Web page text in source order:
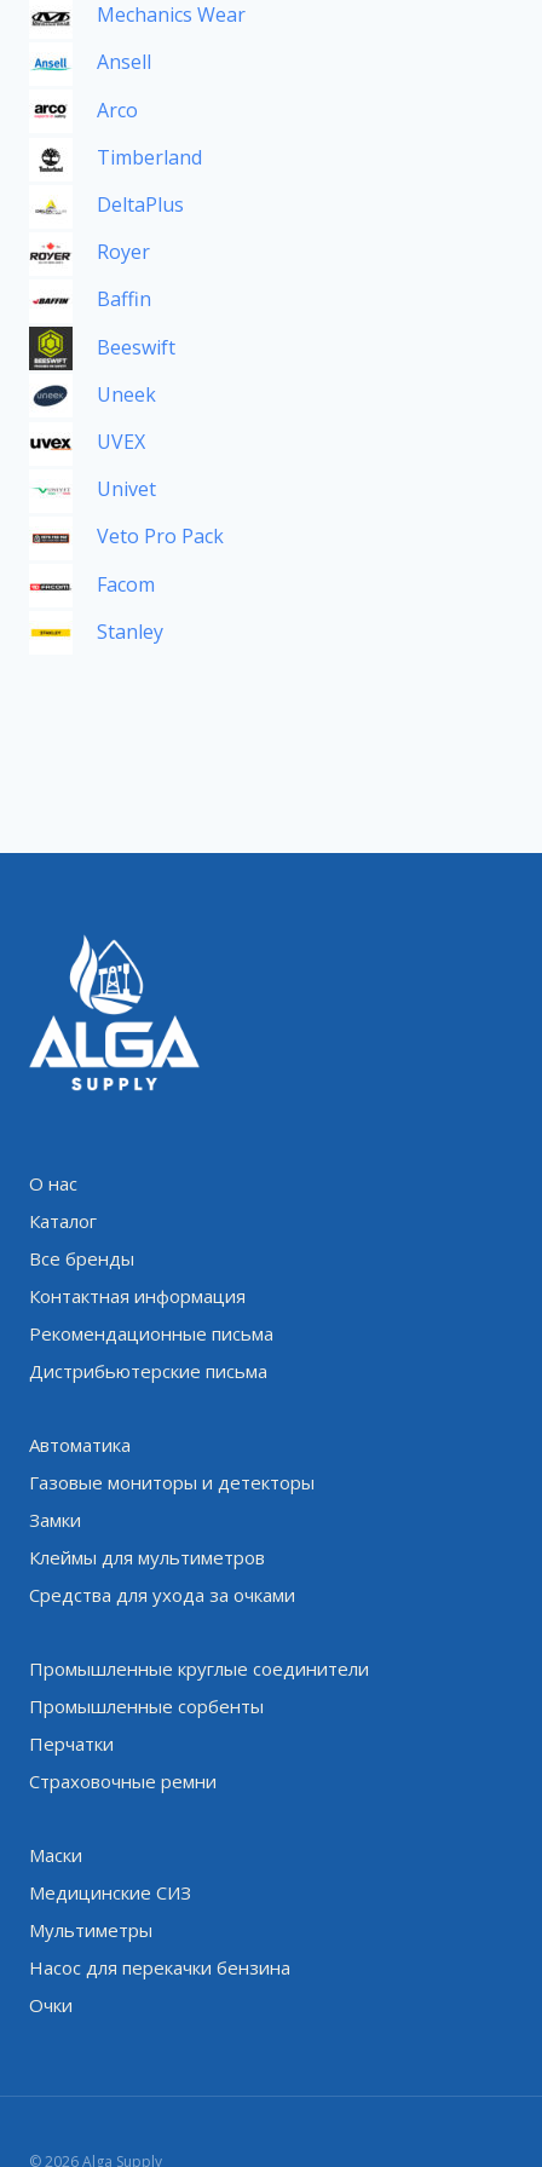
Mechanics Wear
Ansell
Arco
Timberland
DeltaPlus
Royer
Baffin
Beeswift
Uneek
UVEX
Univet
Veto Pro Pack
Facom
Stanley
О нас
Каталог
Все бренды
Контактная информация
Рекомендационные письма
Дистрибьютерские письма
Автоматика
Газовые мониторы и детекторы
Замки
Клеймы для мультиметров
Средства для ухода за очками
Промышленные круглые соединители
Промышленные сорбенты
Перчатки
Страховочные ремни
Маски
Медицинские СИЗ
Мультиметры
Насос для перекачки бензина
Очки
© 2026 Alga Supply